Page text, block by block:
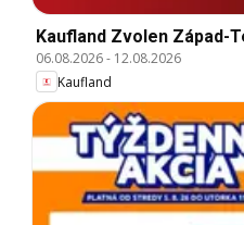
Kaufland Zvolen Západ-
06.08.2026- 12.08.2026
Kaufland